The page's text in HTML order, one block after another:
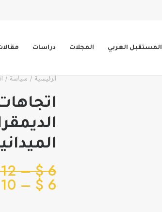
المستقبل العربي المجلات دراسات
الرئيسية سياسة
6
$
–
12
6
$
–
10